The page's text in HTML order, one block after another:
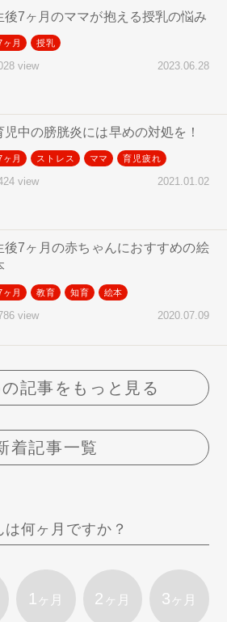
後7ヶ月のママが抱える授乳の悩み
ヶ月 授乳
view 2023.06.28
児中の膀胱炎には早めの対処を！
ヶ月 ストレス ママ 育児疲れ
view 2021.01.02
後7ヶ月の赤ちゃんにおすすめの絵
ヶ月 教育 知育 絵本
view 2020.07.09
記事をもっと見る
着記事一覧
何ヶ月ですか？
1 ヶ月 2 ヶ月 3 ヶ月